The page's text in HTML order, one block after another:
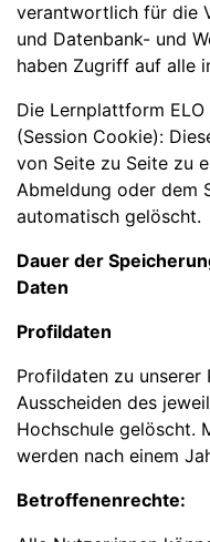
verantwortlich für die
und Datenbank- und
haben Zugriff auf alle
Die Lernplattform
(Session Cookie):
von Seite zu Seite zu
Abmeldung oder dem
automatisch gelöscht.
Dauer der
Daten
Profildaten
Profildaten zu
Ausscheiden des
Hochschule gelöscht.
werden nach einem
Betroffenenrechte: